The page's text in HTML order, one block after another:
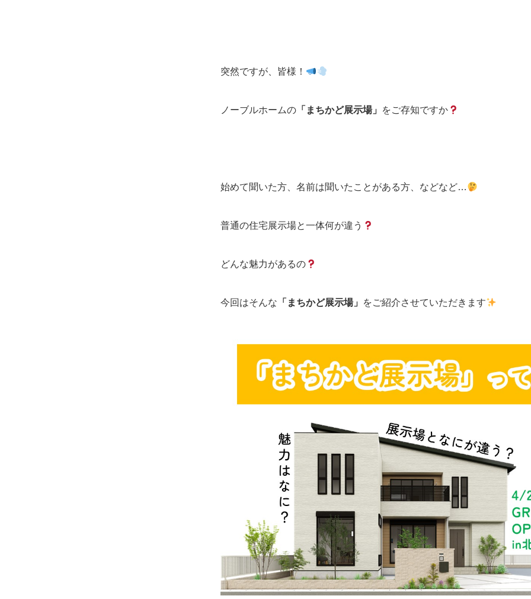
突然ですが、皆様！
ノーブルホームの 「まちかど展示場」 をご存知ですか
始めて聞いた方、名前は聞いたことがある方、などなど…
普通の住宅展示場と一体何が違う
どんな魅力があるの
今回はそんな 「まちかど展示場」 をご紹介させていただきます